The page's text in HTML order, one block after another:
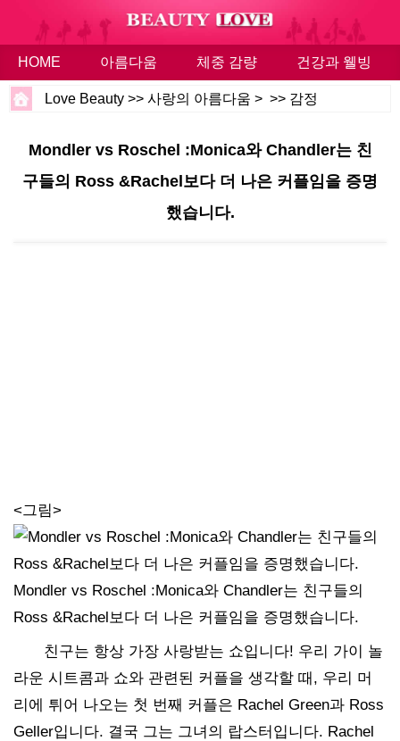
HOME 아름다움 체중 감량 건강과 웰빙
Love Beauty >>사랑의 아름다움 > >> 감정
Mondler vs Roschel :Monica와 Chandler는 친
구들의 Ross &Rachel보다 더 나은 커플임을 증명
했습니다.
<그림>
Mondler vs Roschel :Monica와 Chandler는 친구들의
Ross &Rachel보다 더 나은 커플임을 증명했습니다.
친구는 항상 가장 사랑받는 쇼입니다! 우리 가이 놀
라운 시트콤과 쇼와 관련된 커플을 생각할 때, 우리 머
리에 튀어 나오는 첫 번째 커플은 Rachel Green과 Ross
Geller입니다. 결국 그는 그녀의 랍스터입니다. Rachel